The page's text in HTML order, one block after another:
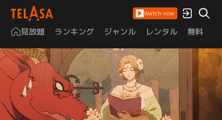
Watch now
見放題 ランキング ジャンル レンタル 無料